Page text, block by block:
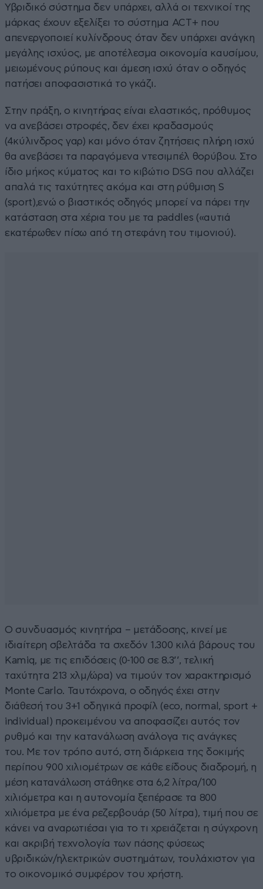
Υβριδικό σύστημα δεν υπάρχει, αλλά οι τεχνικοί της
μάρκας έχουν εξελίξει το σύστημα ACT+ που
απενεργοποιεί κυλίνδρους όταν δεν υπάρχει ανάγκη
μεγάλης ισχύος, με αποτέλεσμα οικονομία καυσίμου,
μειωμένους ρύπους και άμεση ισχύ όταν ο οδηγός
πατήσει αποφασιστικά το γκάζι.
Στην πράξη, ο κινητήρας είναι ελαστικός, πρόθυμος
να ανεβάσει στροφές, δεν έχει κραδασμούς
(4κύλινδρος γαρ) και μόνο όταν ζητήσεις πλήρη ισχύ
θα ανεβάσει τα παραγόμενα ντεσιμπέλ θορύβου. Στο
ίδιο μήκος κύματος και το κιβώτιο DSG που αλλάζει
απαλά τις ταχύτητες ακόμα και στη ρύθμιση S
(sport),ενώ ο βιαστικός οδηγός μπορεί να πάρει την
κατάσταση στα χέρια του με τα paddles («αυτιά
εκατέρωθεν πίσω από τη στεφάνη του τιμονιού).
Ο συνδυασμός κινητήρα – μετάδοσης, κινεί με
ιδιαίτερη σβελτάδα τα σχεδόν 1.300 κιλά βάρους του
Kamiq, με τις επιδόσεις (0-100 σε 8.3’’, τελική
ταχύτητα 213 χλμ/ώρα) να τιμούν τον χαρακτηρισμό
Monte Carlo. Ταυτόχρονα, ο οδηγός έχει στην
διάθεσή του 3+1 οδηγικά προφίλ (eco, normal, sport +
individual) προκειμένου να αποφασίζει αυτός τον
ρυθμό και την κατανάλωση ανάλογα τις ανάγκες
του. Με τον τρόπο αυτό, στη διάρκεια της δοκιμής
περίπου 900 χιλιομέτρων σε κάθε είδους διαδρομή, η
μέση κατανάλωση στάθηκε στα 6,2 λίτρα/100
χιλιόμετρα και η αυτονομία ξεπέρασε τα 800
χιλιόμετρα με ένα ρεζερβουάρ (50 λίτρα), τιμή που σε
κάνει να αναρωτιέσαι για το τι χρειάζεται η σύγχρονη
και ακριβή τεχνολογία των πάσης φύσεως
υβριδικών/ηλεκτρικών συστημάτων, τουλάχιστον για
το οικονομικό συμφέρον του χρήστη.